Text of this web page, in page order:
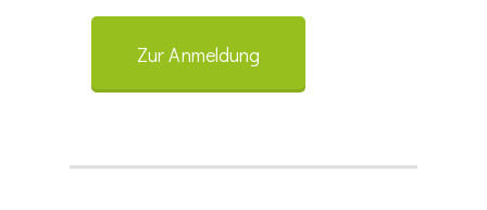
Zur Anmeldung